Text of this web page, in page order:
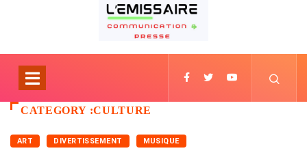
CATEGORY :CULTURE
ART DIVERTISSEMENT MUSIQUE